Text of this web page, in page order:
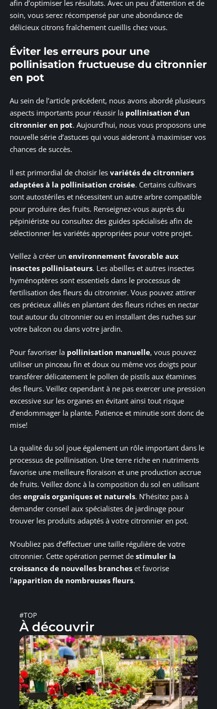
afin d’optimiser les résultats. Avec un peu d’attention et de
soin, vous serez récompensé par une abondance de
délicieux citrons fraîchement cueillis chez vous.
Éviter les erreurs pour une
pollinisation fructueuse du citronnier
en pot
Au sein de l’article précédent, nous avons abordé plusieurs
aspects importants pour réussir la pollinisation d’un
citronnier en pot. Aujourd’hui, nous vous proposons une
nouvelle série d’astuces qui vous aideront à maximiser vos
chances de succès.
Il est primordial de choisir les variétés de citronniers
adaptées à la pollinisation croisée. Certains cultivars
sont autostériles et nécessitent un autre arbre compatible
pour produire des fruits. Renseignez-vous auprès du
pépiniériste ou consultez des guides spécialisés afin de
sélectionner les variétés appropriées pour votre projet.
Veillez à créer un environnement favorable aux
insectes pollinisateurs. Les abeilles et autres insectes
hyménoptères sont essentiels dans le processus de
fertilisation des fleurs du citronnier. Vous pouvez attirer
ces précieux alliés en plantant des fleurs riches en nectar
tout autour du citronnier ou en installant des ruches sur
votre balcon ou dans votre jardin.
Pour favoriser la pollinisation manuelle, vous pouvez
utiliser un pinceau fin et doux ou même vos doigts pour
transférer délicatement le pollen de pistils aux étamines
des fleurs. Veillez cependant à ne pas exercer une pression
excessive sur les organes en évitant ainsi tout risque
d’endommager la plante. Patience et minutie sont donc de
mise!
La qualité du sol joue également un rôle important dans le
processus de pollinisation. Une terre riche en nutriments
favorise une meilleure floraison et une production accrue
de fruits. Veillez donc à la composition du sol en utilisant
des engrais organiques et naturels. N’hésitez pas à
demander conseil aux spécialistes de jardinage pour
trouver les produits adaptés à votre citronnier en pot.
N’oubliez pas d’effectuer une taille régulière de votre
citronnier. Cette opération permet de stimuler la
croissance de nouvelles branches et favorise
l’apparition de nombreuses fleurs.
#TOP
À découvrir